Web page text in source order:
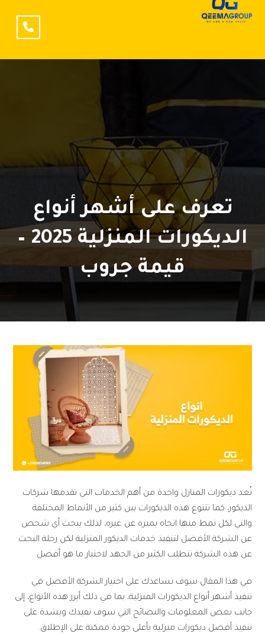
تعرف على أشهر أنواع
الديكورات المنزلية 2025 –
قيمة جروب
تُعد ديكورات المنازل واحدة من أهم الخدمات التي تقدمها شركات
الديكور، كما تتنوع هذه الديكورات بين كثير من الأنماط المختلفة
والتي لكل نمط منها اتجاه يميزه عن غيره، لذلك يبحث أي شخص
عن الشركة الأفضل لتنفيذ خدمات الديكور المنزلية لكن رحلة البحث
عن هذه الشركة تتطلب الكثير من الجهد لاختيار ما هو أفضل.
في هذا المقال سوف نساعدك على اختيار الشركة الأفضل في
تنفيذ أشهر أنواع الديكورات المنزلية، بما في ذلك أبرز هذه الأنواع، إلى
جانب بعض المعلومات والنصائح التي سوف تفيدك وبشدة على
تنفيذ أفضل ديكورات منزلية بأعلى جودة ممكنة على الإطلاق.